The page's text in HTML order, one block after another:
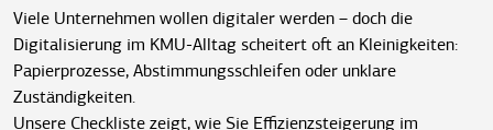
Viele Unternehmen wollen digitaler werden – doch die
Digitalisierung im KMU-Alltag scheitert oft an Kleinigkeiten:
Papierprozesse, Abstimmungsschleifen oder unklare
Zuständigkeiten.
Unsere Checkliste zeigt, wie Sie Effizienzsteigerung im